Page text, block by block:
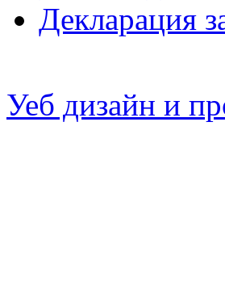
Декларация
Уеб дизайн и